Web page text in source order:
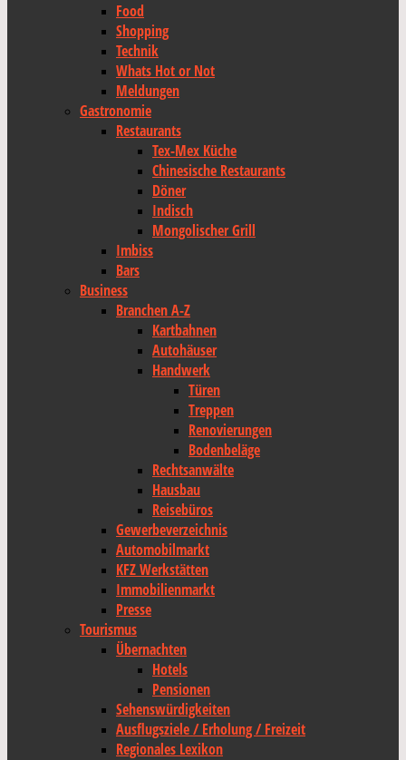
Food
Shopping
Technik
Whats Hot or Not
Meldungen
Gastronomie
Restaurants
Tex-Mex Küche
Chinesische Restaurants
Döner
Indisch
Mongolischer Grill
Imbiss
Bars
Business
Branchen A-Z
Kartbahnen
Autohäuser
Handwerk
Türen
Treppen
Renovierungen
Bodenbeläge
Rechtsanwälte
Hausbau
Reisebüros
Gewerbeverzeichnis
Automobilmarkt
KFZ Werkstätten
Immobilienmarkt
Presse
Tourismus
Übernachten
Hotels
Pensionen
Sehenswürdigkeiten
Ausflugsziele / Erholung / Freizeit
Regionales Lexikon